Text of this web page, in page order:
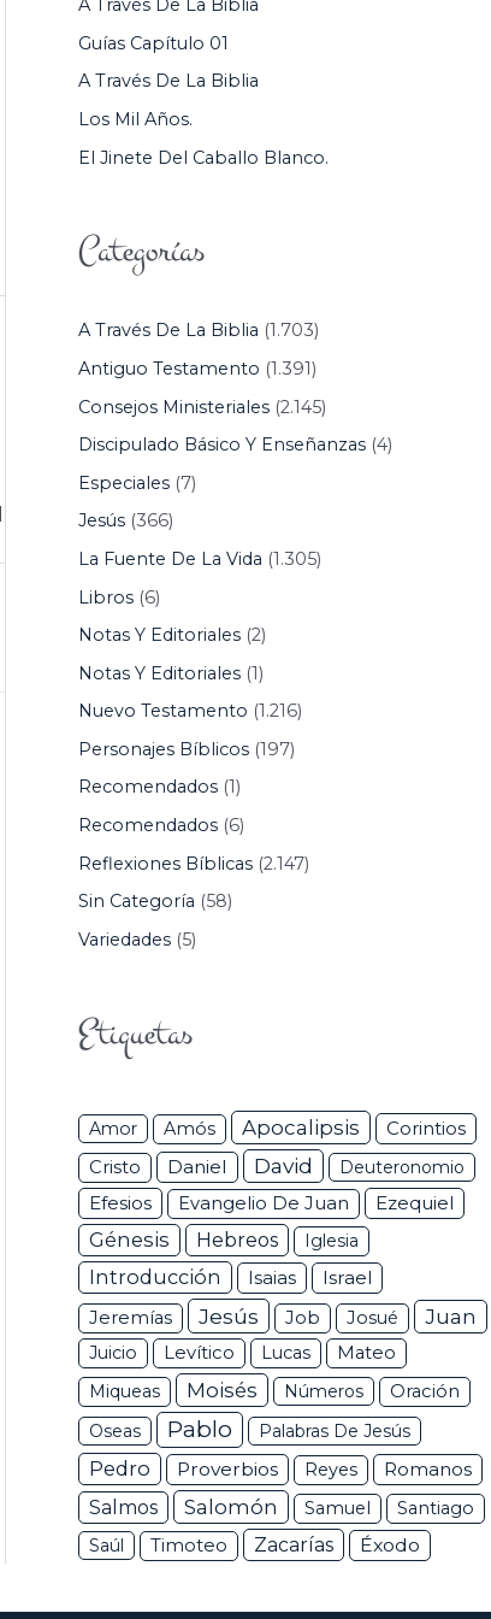
R
:
A Través De La Biblia
Guías Capítulo 01
A Través De La Biblia
Los Mil Años.
El Jinete Del Caballo Blanco.
Categorías
A Través De La Biblia (1.703)
Antiguo Testamento (1.391)
Consejos Ministeriales(2.145)
Discipulado Básico Y Enseñanzas(4)
Especiales(7)
Jesús(366)
La Fuente De La Vida (1.305)
Libros(6)
Notas Y Editoriales(2)
Notas Y Editoriales(1)
Nuevo Testamento (1.216)
Personajes Bíblicos(197)
Recomendados(1)
Recomendados(6)
Reflexiones Bíblicas(2.147)
Sin Categoría (58)
Variedades(5)
Etiquetas
Amor Amós Apocalipsis Corintios
Cristo Daniel David Deuteronomio
Efesios Evangelio De Juan Ezequiel
Génesis Hebreos Iglesia
Introducción Isaias Israel
Jeremías Jesús Job Josué Juan
Juicio Levítico Lucas
Mateo
Miqueas
Moisés Números
Oración
Oseas
Pablo Palabras De Jesús
Pedro Proverbios Reyes
Romanos
Salmos
Salomón Samuel
Santiago
Saúl
Timoteo Zacarías Éxodo